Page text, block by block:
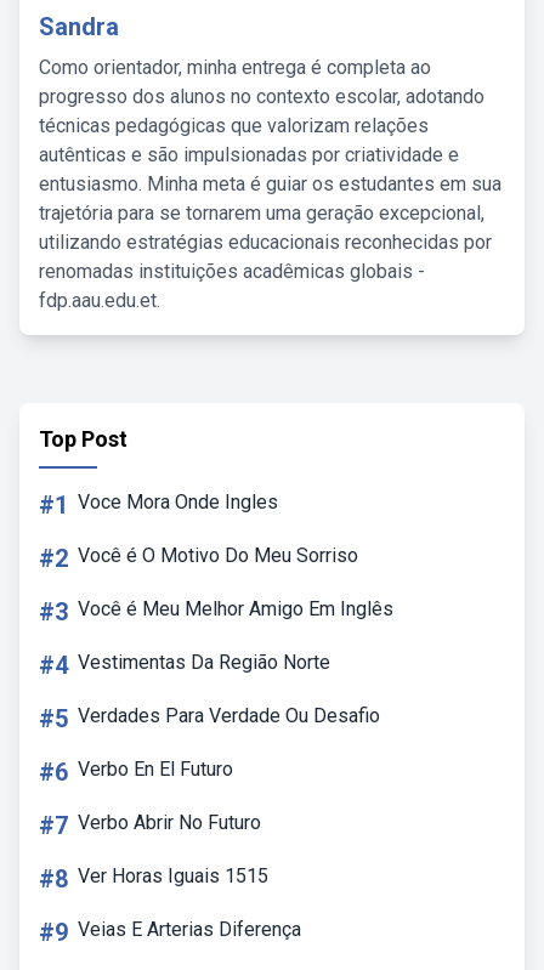
Sandra
Como orientador, minha entrega é completa ao
progresso dos alunos no contexto escolar, adotando
técnicas pedagógicas que valorizam relações
autênticas e são impulsionadas por criatividade e
entusiasmo. Minha meta é guiar os estudantes em sua
trajetória para se tornarem uma geração excepcional,
utilizando estratégias educacionais reconhecidas por
renomadas instituições acadêmicas globais -
fdp.aau.edu.et.
Top Post
#1 Voce Mora Onde Ingles
#2 Você é O Motivo Do Meu Sorriso
#3 Você é Meu Melhor Amigo Em Inglês
#4 Vestimentas Da Região Norte
#5 Verdades Para Verdade Ou Desafio
#6 Verbo En El Futuro
#7 Verbo Abrir No Futuro
#8 Ver Horas Iguais 1515
#9 Veias E Arterias Diferença